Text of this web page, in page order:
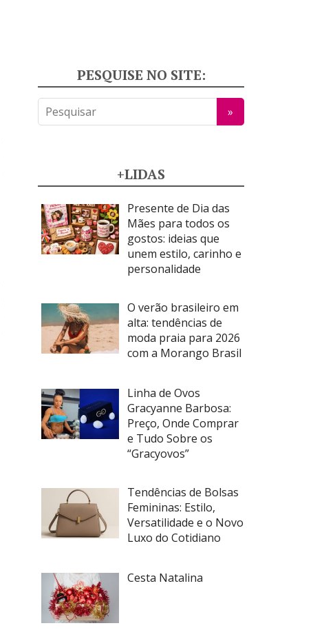
PESQUISE NO SITE:
+LIDAS
Presente de Dia das
Mães para todos os
gostos: ideias que
unem estilo, carinho e
personalidade
O verão brasileiro em
alta: tendências de
moda praia para 2026
com a Morango Brasil
Linha de Ovos
Gracyanne Barbosa:
Preço, Onde Comprar
e Tudo Sobre os
“Gracyovos”
Tendências de Bolsas
Femininas: Estilo,
Versatilidade e o Novo
Luxo do Cotidiano
Cesta Natalina